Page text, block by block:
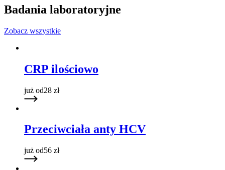
Badania laboratoryjne
Zobacz wszystkie
CRP ilościowo
już od28 zł
Przeciwciała anty HCV
już od56 zł